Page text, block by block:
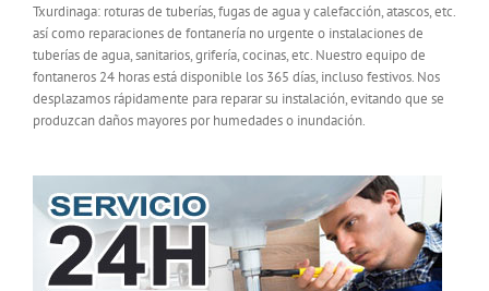
Txurdinaga: roturas de tuberías, fugas de agua y calefacción, atascos, etc.
así como reparaciones de fontanería no urgente o instalaciones de
tuberías de agua, sanitarios, grifería, cocinas, etc. Nuestro equipo de
fontaneros 24 horas está disponible los 365 días, incluso festivos. Nos
desplazamos rápidamente para reparar su instalación, evitando que se
produzcan daños mayores por humedades o inundación.